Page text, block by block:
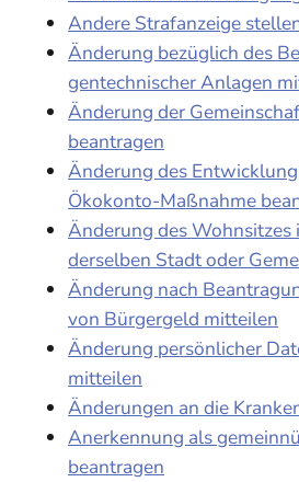
Andere Strafanzeige
Änderung bezüglich des
gentechnischer Anlagen
Änderung der
beantragen
Änderung des
Ökokonto-Maßnahme
Änderung des Wohnsitzes
derselben Stadt oder
Änderung nach
von Bürgergeld mitteilen
Änderung persönlicher
mitteilen
Änderungen an die
Anerkennung als
beantragen